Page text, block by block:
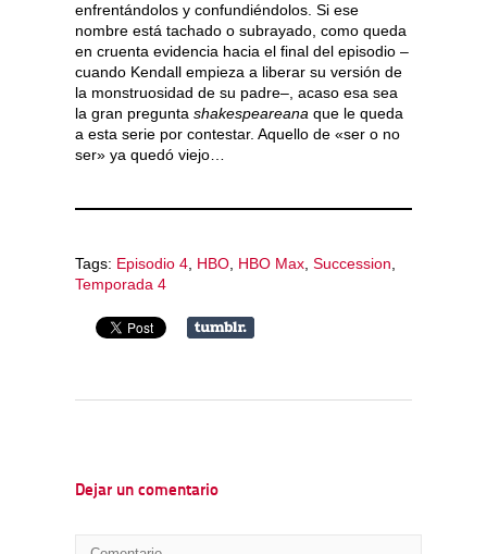
enfrentándolos y confundiéndolos. Si ese
nombre está tachado o subrayado, como queda
en cruenta evidencia hacia el final del episodio –
cuando Kendall empieza a liberar su versión de
la monstruosidad de su padre–, acaso esa sea
la gran pregunta shakespeareana que le queda
a esta serie por contestar. Aquello de «ser o no
ser» ya quedó viejo…
Tags: Episodio 4, HBO, HBO Max, Succession,
Temporada 4
Dejar un comentario